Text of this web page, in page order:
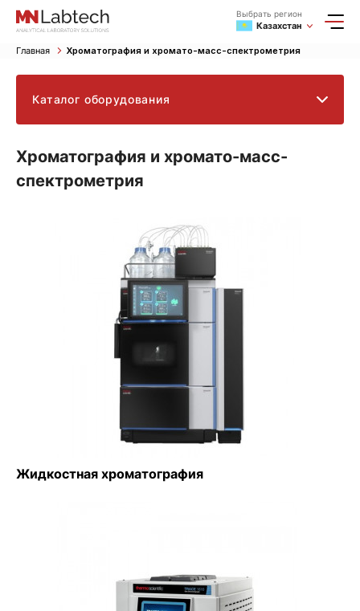
Выбрать регион
Казахстан
Главная Хроматография и хромато-масс-спектрометрия
Каталог оборудования
Хроматография и хромато-масс-
спектрометрия
Жидкостная хроматография